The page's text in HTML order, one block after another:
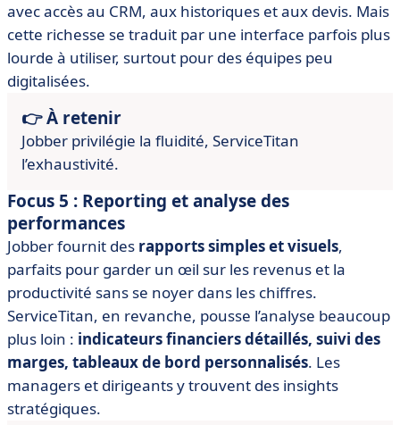
avec accès au CRM, aux historiques et aux devis. Mais
cette richesse se traduit par une interface parfois plus
lourde à utiliser, surtout pour des équipes peu
digitalisées.
👉 À retenir
Jobber privilégie la fluidité, ServiceTitan
l’exhaustivité.
Focus 5 : Reporting et analyse des
performances
Jobber fournit des rapports simples et visuels,
parfaits pour garder un œil sur les revenus et la
productivité sans se noyer dans les chiffres.
ServiceTitan, en revanche, pousse l’analyse beaucoup
plus loin : indicateurs financiers détaillés, suivi des
marges, tableaux de bord personnalisés. Les
managers et dirigeants y trouvent des insights
stratégiques.